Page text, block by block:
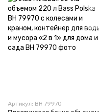
Артикул: BH 79970